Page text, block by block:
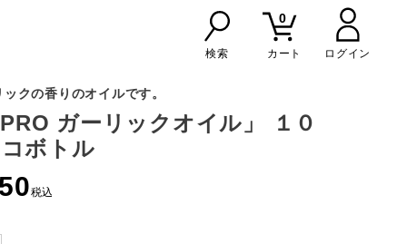
検索
0
カート
クの香りのオイルです。
ガーリックオイル」 １０
ボトル
税込